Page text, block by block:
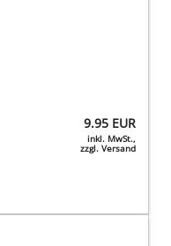
9.95 EUR
inkl. MwSt.,
zzgl. Versand